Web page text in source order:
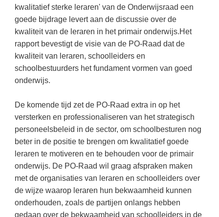
Cito toets
Eindexamens
iPad scholen
NIEUWSARCHIEF
Augustus 2026
Juli 2026
Juni 2026
Mei 2026
April 2026
Lespakket ‘Circulaire Economie - van
verpakking tot nieuwe grondstof’
Gastles Zeebenen in de klas
Cursus Leer het heelal begrijpen
Van verdunningscalculator tot
practicumvoorbereiding: gratis online
TOA's
DGM in de klas
Frans(31)
Techniek (28)
Open vacature (27)
Engels(24)
Duits
Lichamelijke opvoeding(19)
Economie(17)
VACATURES PER PLAATS
Amsterdam
Rotterdam(64)
Almere(49)
Utrecht(45)
Kerst kleurplaten
PUZZELS
Woordpuzzels
Kruiswoordpuzzels
LEUK IN DE KLAS
Rebussen
Biologie
Burgerschap
Ckv
Duits
Engels
Filosofie
Frans
Fries (Frysk)
Geschiedenis
Handelswetenschappen
Informatica
Boek: Kleine werelden van het zonnestelsel
Leren met klassieke muziek
Lasermachine voor het onderwijs
Lasergraaf
Onderwijs opleidingen
Ontdek Memo voor de onderbouw zelf!
Maak uw leerlingen mediawijs!
Rekentuin: altijd en overal rekenen oefenen
op je eigen niveau
Taalzee: adaptief oefenen en toetsen
Theater als middel voor het aanleren van
sociale vaardigheden
Lesmateriaal gebaseerd op
kwalitatief sterke leraren' van de Onderwijsraad een
goede bijdrage levert aan de discussie over de
kwaliteit van de leraren in het primair onderwijs.Het
rapport bevestigt de visie van de PO-Raad dat de
kwaliteit van leraren, schoolleiders en
schoolbestuurders het fundament vormen van goed
onderwijs.
De komende tijd zet de PO-Raad extra in op het
versterken en professionaliseren van het strategisch
personeelsbeleid in de sector, om schoolbesturen nog
beter in de positie te brengen om kwalitatief goede
leraren te motiveren en te behouden voor de primair
onderwijs. De PO-Raad wil graag afspraken maken
met de organisaties van leraren en schoolleiders over
de wijze waarop leraren hun bekwaamheid kunnen
onderhouden, zoals de partijen onlangs hebben
gedaan over de bekwaamheid van schoolleiders in de